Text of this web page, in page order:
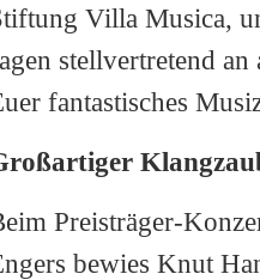
Villa Musica,
stellvertretend
fantastisches
Preisträger-
bewies Knut